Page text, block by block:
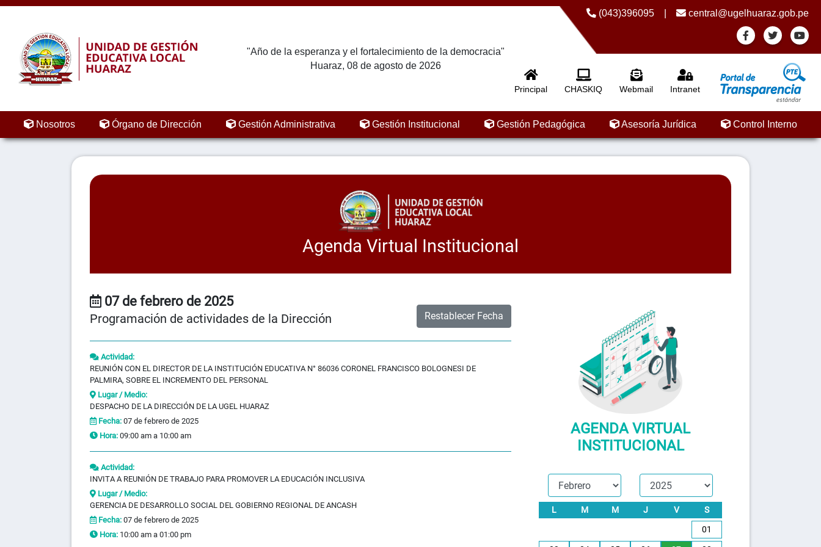
"Año de la esperanza y el fortalecimiento de la democracia"
Huaraz, 08 de agosto de 2026
(043)396095 central@ugelhuaraz.gob.pe
Principal CHASKIQ Webmail Intranet
Nosotros Órgano de Dirección Gestión Administrativa Gestión Institucional Gestión Pedagógica Asesoría Jurídica Control Interno
Agenda Virtual Institucional
07 de febrero de 2025
Programación de actividades de la Dirección Restablecer Fecha
Actividad:
REUNIÓN CON EL DIRECTOR DE LA INSTITUCIÓN EDUCATIVA N° 86036 CORONEL FRANCISCO BOLOGNESI DE
PALMIRA, SOBRE EL INCREMENTO DEL PERSONAL
Lugar / Medio:
DESPACHO DE LA DIRECCIÓN DE LA UGEL HUARAZ
Fecha: 07 de febrero de 2025
Hora: 09:00 am a 10:00 am
Actividad:
INVITA A REUNIÓN DE TRABAJO PARA PROMOVER LA EDUCACIÓN INCLUSIVA
Lugar / Medio:
GERENCIA DE DESARROLLO SOCIAL DEL GOBIERNO REGIONAL DE ANCASH
Fecha: 07 de febrero de 2025
Hora: 10:00 am a 01:00 pm
AGENDA VIRTUAL
INSTITUCIONAL
L M M J V
S
01